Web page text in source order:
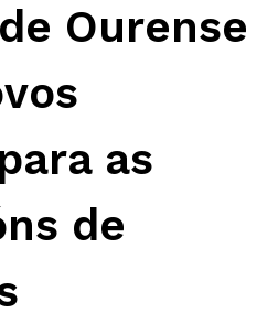
Ourense
as
de